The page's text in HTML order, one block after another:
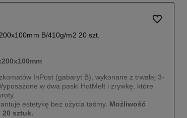
B/410g/m2 20 szt.
InPost (gabaryt B), wykonane z trwałej 3-
w dwa paski HotMelt i zrywkę, które
estetykę bez użycia taśmy. Możliwość
sztuk.
Do